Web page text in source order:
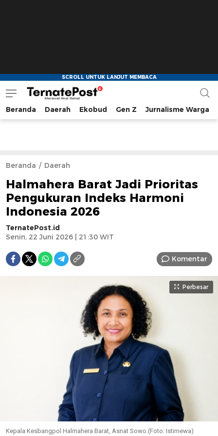
TernatePost.id
merawat akal sehat
Beranda Daerah Ekobud Gen Z Jurnalisme Warga
Beranda Daerah
Halmahera Barat Jadi Prioritas
Pengukuran Indeks Harmoni
Indonesia 2026
TernatePost.id
Senin, 22 Juni 2026 | 21:30 WIT
Komentar
Perbesar
Kepala Kesbangpol Halmahera Barat, Asnat Sowo.(Foto: Istimewa)